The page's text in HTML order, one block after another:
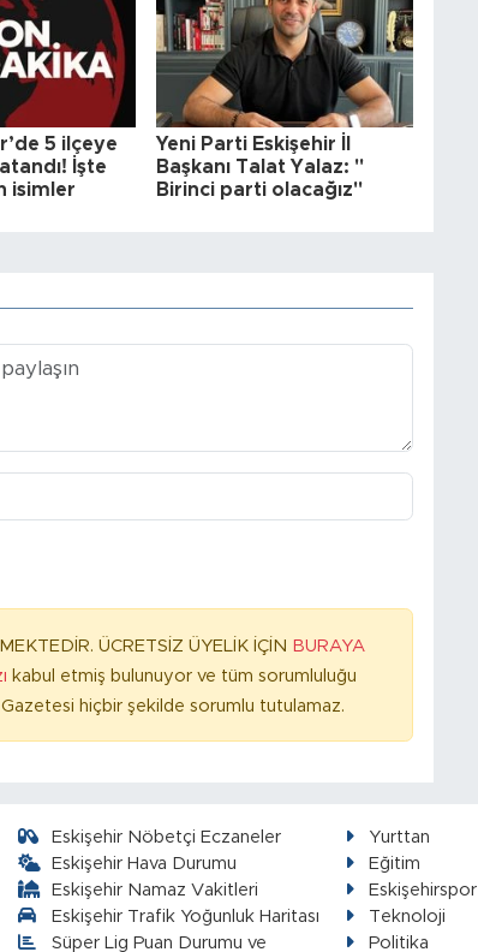
5 ilçeye
İşte
isimler
Yeni Parti Eskişehir İl
Başkanı Talat Yalaz: "
Birinci parti olacağız"
ÜCRETSİZ ÜYELİK İÇİN
BURAYA
kabul etmiş bulunuyor ve tüm sorumluluğu
hiçbir şekilde sorumlu tutulamaz.
Eskişehir Nöbetçi Eczaneler
Eskişehir Hava Durumu
Eskişehir Namaz Vakitleri
Eskişehir Trafik Yoğunluk Haritası
Süper Lig Puan Durumu ve
Yurttan
Eğitim
Eskişehirspor
Teknoloji
Politika